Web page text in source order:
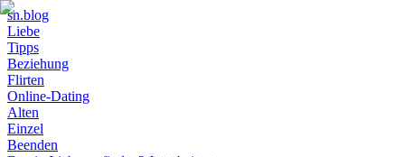
sn.blog
Liebe
Tipps
Beziehung
Flirten
Online-Dating
Alten
Einzel
Beenden